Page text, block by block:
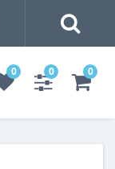
0 0 0